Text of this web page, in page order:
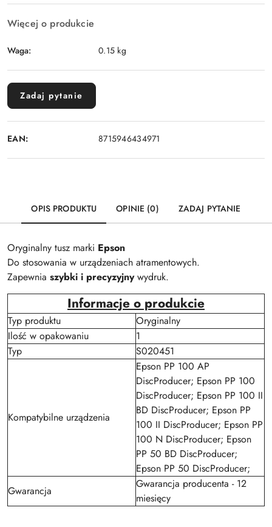
Więcej o produkcie
Waga: 0.15 kg
Zadaj pytanie
EAN: 8715946434971
OPIS PRODUKTU OPINIE (0) ZADAJ PYTANIE
Oryginalny tusz marki Epson
Do stosowania w urządzeniach atramentowych.
Zapewnia szybki i precyzyjnywydruk.
Informacje o produkcie
Typ produktu
Oryginalny
Ilość w opakowaniu
1
Typ
S020451
Kompatybilne urządzenia
Epson PP 100 AP
DiscProducer; Epson PP 100
DiscProducer; Epson PP 100 II
BD DiscProducer; Epson PP
100 II DiscProducer; Epson PP
100 N DiscProducer; Epson
PP 50 BD DiscProducer;
Epson PP 50 DiscProducer;
Gwarancja
Gwarancja producenta - 12
miesięcy